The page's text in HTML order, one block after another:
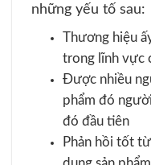
những yếu tố sau:
Thương hiệu
trong lĩnh vực
Được nhiều
phẩm đó
đó đầu tiên
Phản hồi tốt